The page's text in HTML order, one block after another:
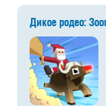
Дикое родео: